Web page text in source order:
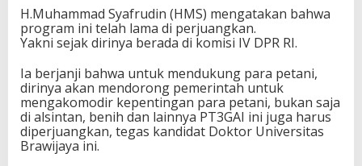
H.Muhammad Syafrudin (HMS) mengatakan bahwa
program ini telah lama di perjuangkan.
Yakni sejak dirinya berada di komisi IV DPR RI.
Ia berjanji bahwa untuk mendukung para petani,
dirinya akan mendorong pemerintah untuk
mengakomodir kepentingan para petani, bukan saja
di alsintan, benih dan lainnya PT3GAI ini juga harus
diperjuangkan, tegas kandidat Doktor Universitas
Brawijaya ini.